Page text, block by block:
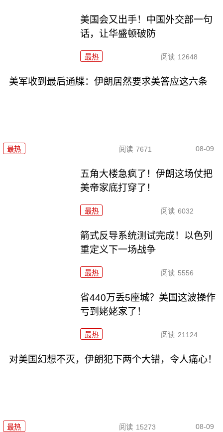
美国会又出手！中国外交部一句
话，让华盛顿破防
最热 阅读 12648
美军收到最后通牒：伊朗居然要求美答应这六条
最热 阅读 7671 08-09
五角大楼急疯了！伊朗这场仗把
美帝家底打穿了！
最热 阅读 6032
箭式反导系统测试完成！以色列
重定义下一场战争
最热 阅读 5556
省440万丢5座城？美国这波操作
亏到姥姥家了！
最热 阅读 21124
对美国幻想不灭，伊朗犯下两个大错，令人痛心！
最热 阅读 15273 08-09